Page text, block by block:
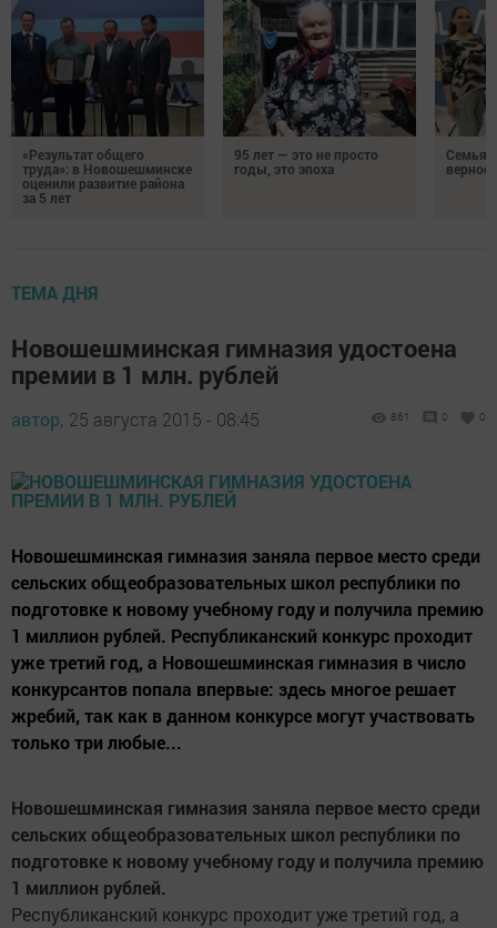
«Результат общего
труда»: в Новошешминске
оценили развитие района
за 5 лет
95 лет — это не просто
годы, это эпоха
Семья
ТЕМА ДНЯ
Новошешминская гимназия удостоена
премии в 1 млн. рублей
автор, 25 августа 2015 - 08:45 861 0 0
Новошешминская гимназия заняла первое место среди
сельских общеобразовательных школ республики по
подготовке к новому учебному году и получила премию
1 миллион рублей. Республиканский конкурс проходит
уже третий год, а Новошешминская гимназия в число
конкурсантов попала впервые: здесь многое решает
жребий, так как в данном конкурсе могут участвовать
только три любые...
Новошешминская гимназия заняла первое место среди
сельских общеобразовательных школ республики по
подготовке к новому учебному году и получила премию
1 миллион рублей.
Республиканский конкурс проходит уже третий год, а